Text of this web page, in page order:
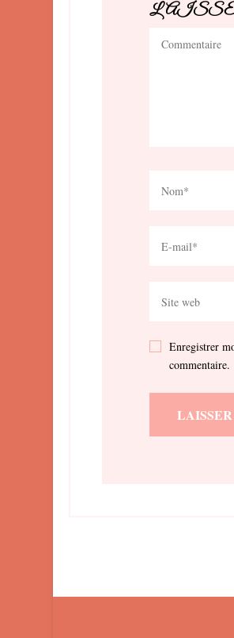
Enregistrer
commentaire.